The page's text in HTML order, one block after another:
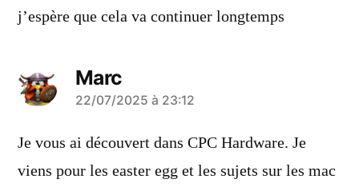
j’espère que cela va continuer longtemps
Marc
a
dit :
22/07/2025 à 23:12
Je vous ai découvert dans CPC Hardware. Je
viens pour les easter egg et les sujets sur les mac